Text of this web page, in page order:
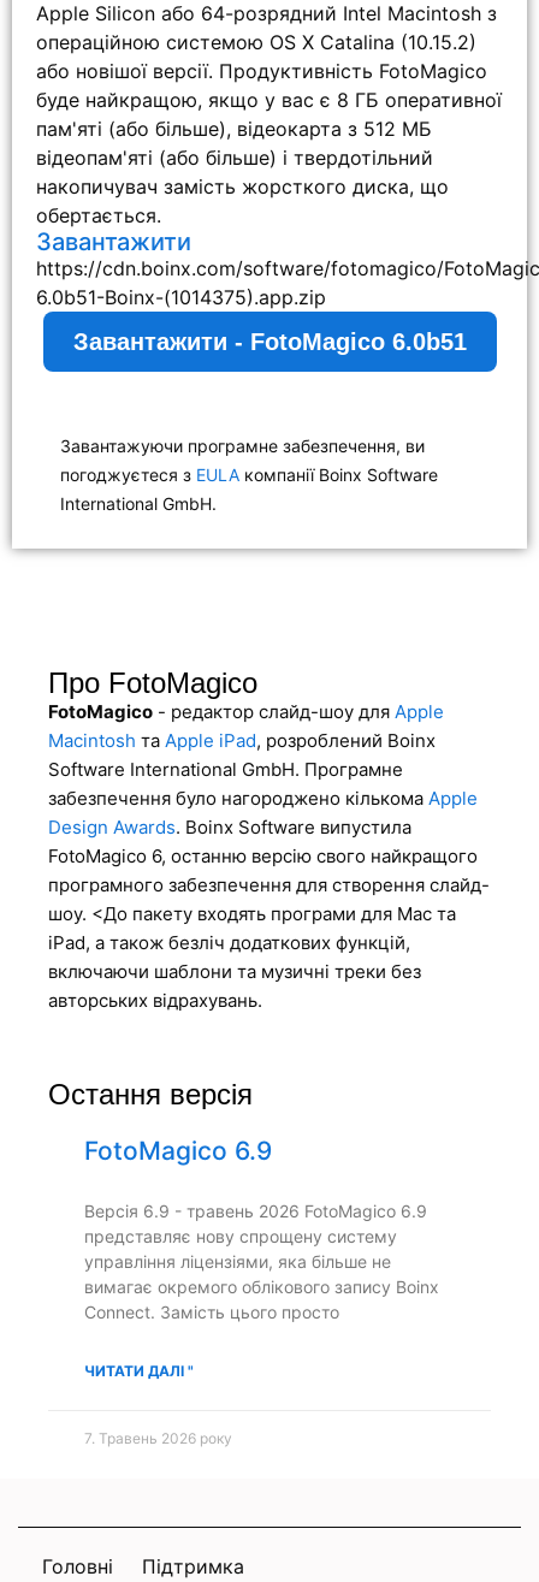
Apple Silicon або 64-розрядний Intel Macintosh з
операційною системою OS X Catalina (10.15.2)
або новішої версії. Продуктивність FotoMagico
буде найкращою, якщо у вас є 8 ГБ оперативної
пам'яті (або більше), відеокарта з 512 МБ
відеопам'яті (або більше) і твердотільний
накопичувач замість жорсткого диска, що
обертається.
Завантажити
https://cdn.boinx.com/software/fotomagico/
6.0b51-Boinx-(1014375).app.zip
Завантажити - FotoMagico 6.0b51
Завантажуючи програмне забезпечення, ви
погоджуєтеся з EULA компанії Boinx Software
International GmbH.
Про FotoMagico
FotoMagico - редактор слайд-шоу для Apple
Macintosh та Apple iPad, розроблений Boinx
Software International GmbH. Програмне
забезпечення було нагороджено кількома Apple
Design Awards. Boinx Software випустила
FotoMagico 6, останню версію свого найкращого
програмного забезпечення для створення слайд-
шоу. <До пакету входять програми для Mac та
iPad, а також безліч додаткових функцій,
включаючи шаблони та музичні треки без
авторських відрахувань.
Остання версія
FotoMagico 6.9
Версія 6.9 - травень 2026 FotoMagico 6.9
представляє нову спрощену систему
управління ліцензіями, яка більше не
вимагає окремого облікового запису Boinx
Connect. Замість цього просто
ЧИТАТИ ДАЛІ "
7. Травень 2026 року
Головні
Підтримка